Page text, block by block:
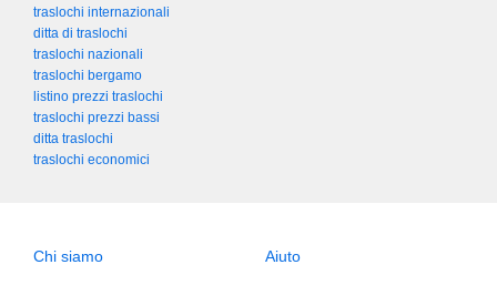
traslochi internazionali
ditta di traslochi
traslochi nazionali
traslochi bergamo
listino prezzi traslochi
traslochi prezzi bassi
ditta traslochi
traslochi economici
Chi siamo Aiuto